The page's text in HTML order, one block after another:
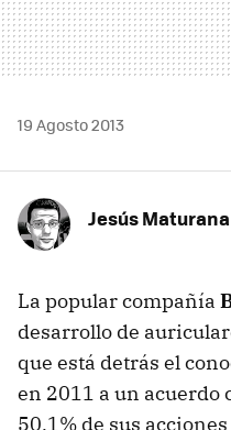
19 Agosto 2013
Jesús Maturana
La popular compañía
desarrollo de
que está detrás el
en 2011 a un acuerdo
50,1% de sus